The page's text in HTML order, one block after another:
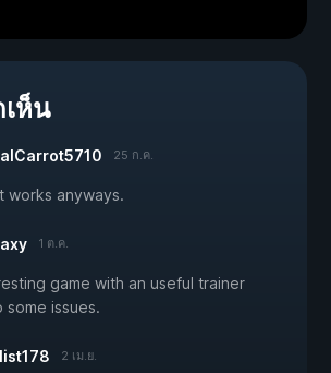
ห็น
25 ก.ค.
works anyways.
1 ต.ค.
game with an useful trainer
some issues.
2 เม.ย.